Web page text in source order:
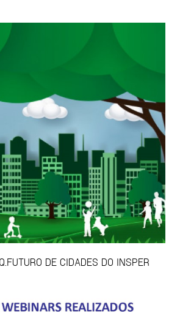
DE CIDADES DO INSPER